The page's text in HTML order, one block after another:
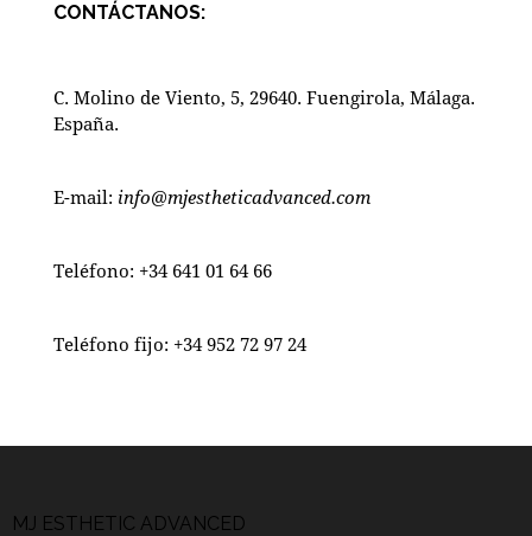
CONTÁCTANOS:
C. Molino de Viento, 5, 29640. Fuengirola, Málaga.
España.
E-mail: info@mjestheticadvanced.com
Teléfono: +34 641 01 64 66
Teléfono fijo: +34 952 72 97 24
MJ ESTHETIC ADVANCED